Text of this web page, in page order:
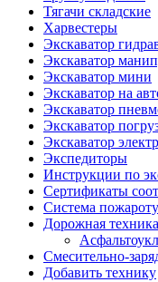
Тягачи складские
Харвестеры
Экскаватор
Экскаватор
Экскаватор мини
Экскаватор на
Экскаватор
Экскаватор
Экскаватор
Экспедиторы
Инструкции по
Сертификаты
Система
Дорожная техника
Смесительно-
Добавить технику